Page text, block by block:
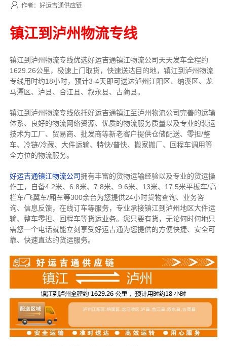
作者：好运吉通供应链
镇江到泸州物流专线
镇江到泸州物流专线优选好运吉通镇江物流公司天天发车全程约
1629.26公里， 极速上门取货，快速送达目的地，镇江到泸州物流
专线用时约18小时，预计3-4天即可送达泸州江阳区、纳溪区、龙
马潭区、泸县、合江县、叙永县、古蔺县。
镇江到泸州物流专线依托好运吉通镇江至泸州物流公司完善的运输
体系、良好的物流网络资源、优质的物流服务质量以及专业的装运
技术为工厂、贸易商、批发商等新老客户提供仓储配送、零担/整
车、冷链/冷藏、大件运输、特快/普快、搬家搬厂、回程车调用等
全方位的物流服务。
好运吉通镇江物流公司拥有丰富的货物运输经验以及专业的货运操
作工，自备4.2米、6.8米、7.8米、9.6米、13米、17.5米平板车/高
栏车/飞翼车/厢车等300余台为您提供24小时货物查询、业务咨
询、信息反馈，在线订车等服务， 专业承接镇江到泸州地区大件运
输、整车零担、回程车等货运业务。 您只要有货，无论何时何地只
需您一个电话就能立刻享受好运吉通为您提供的方便快捷、安全可
靠、快速直达的货运服务。